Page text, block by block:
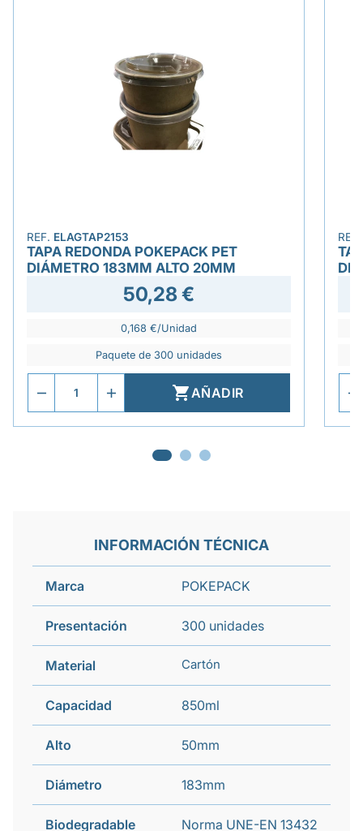
REF. ELAGTAP2153
TAPA REDONDA POKEPACK PET
DIÁMETRO 183MM ALTO 20MM
50,28 €
0,168 €/Unidad
Paquete de 300 unidades
AÑADIR
INFORMACIÓN TÉCNICA
Marca POKEPACK
Presentación 300 unidades
Material Cartón
Capacidad 850ml
Alto 50mm
Diámetro 183mm
Biodegradable Norma UNE-EN 13432